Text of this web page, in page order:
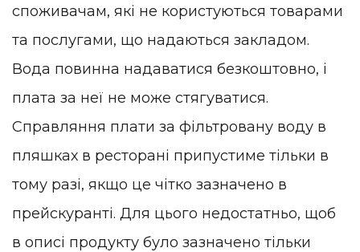
споживачам, які не користуються товарами
та послугами, що надаються закладом.
Вода повинна надаватися безкоштовно, і
плата за неї не може стягуватися.
Справляння плати за фільтровану воду в
пляшках в ресторані припустиме тільки в
тому разі, якщо це чітко зазначено в
прейскуранті. Для цього недостатньо, щоб
в описі продукту було зазначено тільки